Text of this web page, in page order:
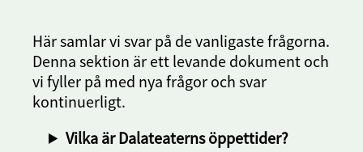
Här samlar vi svar på de vanligaste frågorna.
Denna sektion är ett levande dokument och
vi fyller på med nya frågor och svar
kontinuerligt.
Vilka är Dalateaterns öppettider?